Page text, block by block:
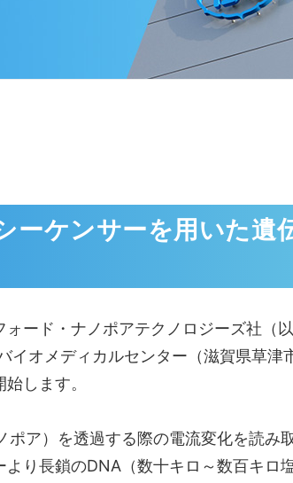
ーケンサーを用いた遺
ード・ナノポアテクノロジーズ社（
オメディカルセンター（滋賀県草
します。
ア）を透過する際の電流変化を読み
り長鎖のDNA（数十キロ～数百キロ